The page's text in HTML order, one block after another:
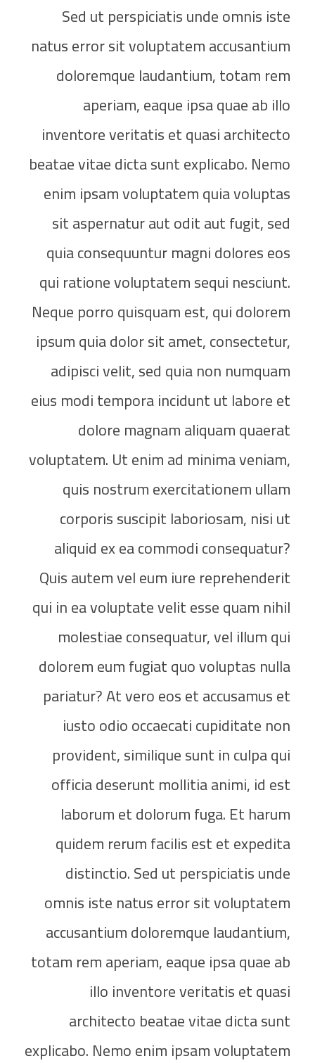
Sed ut perspiciatis unde omnis iste
natus error sit voluptatem accusantium
doloremque laudantium, totam rem
aperiam, eaque ipsa quae ab illo
inventore veritatis et quasi architecto
beatae vitae dicta sunt explicabo. Nemo
enim ipsam voluptatem quia voluptas
sit aspernatur aut odit aut fugit, sed
quia consequuntur magni dolores eos
qui ratione voluptatem sequi nesciunt.
Neque porro quisquam est, qui dolorem
ipsum quia dolor sit amet, consectetur,
adipisci velit, sed quia non numquam
eius modi tempora incidunt ut labore et
dolore magnam aliquam quaerat
voluptatem. Ut enim ad minima veniam,
quis nostrum exercitationem ullam
corporis suscipit laboriosam, nisi ut
aliquid ex ea commodi consequatur?
Quis autem vel eum iure reprehenderit
qui in ea voluptate velit esse quam nihil
molestiae consequatur, vel illum qui
dolorem eum fugiat quo voluptas nulla
pariatur? At vero eos et accusamus et
iusto odio occaecati cupiditate non
provident, similique sunt in culpa qui
officia deserunt mollitia animi, id est
laborum et dolorum fuga. Et harum
quidem rerum facilis est et expedita
distinctio. Sed ut perspiciatis unde
omnis iste natus error sit voluptatem
accusantium doloremque laudantium,
totam rem aperiam, eaque ipsa quae ab
illo inventore veritatis et quasi
architecto beatae vitae dicta sunt
explicabo. Nemo enim ipsam voluptatem